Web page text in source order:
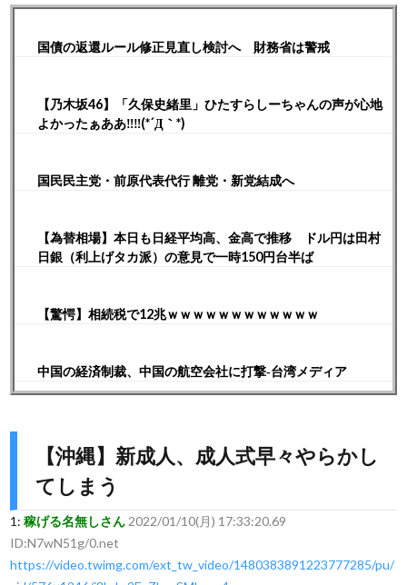
国債の返還ルール修正見直し検討へ 財務省は警戒
【乃木坂46】「久保史緒里」ひたすらしーちゃんの声が心地
よかったぁああ‼︎‼︎(*´Д｀*)
国民民主党・前原代表代行 離党・新党結成へ
【為替相場】本日も日経平均高、金高で推移 ドル円は田村
日銀（利上げタカ派）の意見で一時150円台半ば
【驚愕】相続税で12兆ｗｗｗｗｗｗｗｗｗｗｗｗ
中国の経済制裁、中国の航空会社に打撃‐台湾メディア
【沖縄】新成人、成人式早々やらかし
てしまう
1: 稼げる名無しさん 2022/01/10(月) 17:33:20.69
ID:N7wN51g/0.net
https://video.twimg.com/ext_tw_video/1480383891223777285/pu/